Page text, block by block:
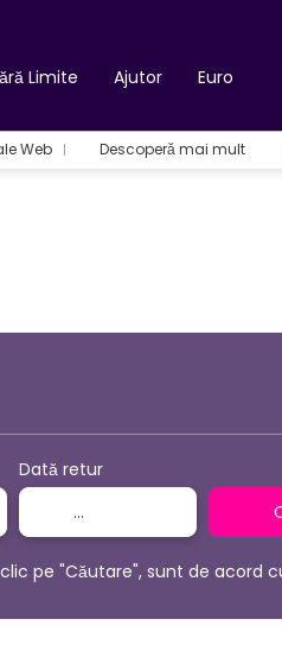
Limite Ajutor Euro
Web Descoperă mai mult
Dată retur
pe "Căutare", sunt de acord